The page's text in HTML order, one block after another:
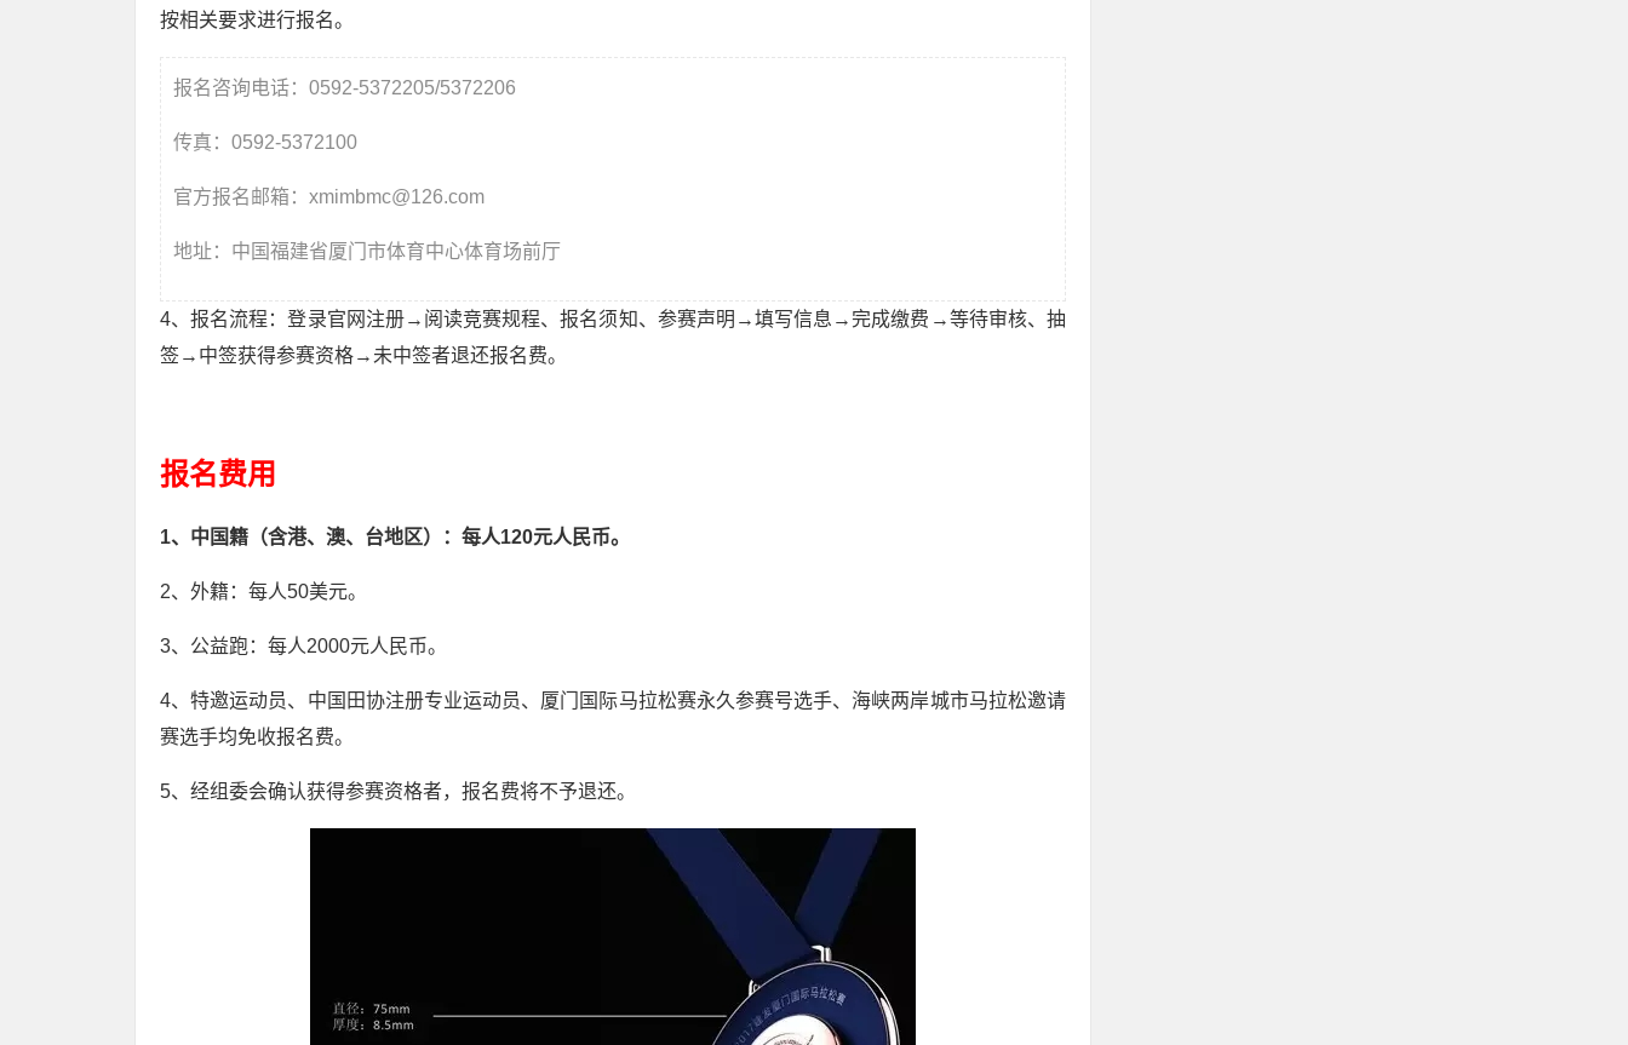
按相关要求进行报名。
报名咨询电话：0592-5372205/5372206
传真：0592-5372100
官方报名邮箱：xmimbmc@126.com
地址：中国福建省厦门市体育中心体育场前厅
4、报名流程：登录官网注册→阅读竞赛规程、报名须知、参赛声明→填写信息→完成缴费→等待审核、抽
签→中签获得参赛资格→未中签者退还报名费。
报名费用
1、中国籍（含港、澳、台地区）：每人120元人民币。
2、外籍：每人50美元。
3、公益跑：每人2000元人民币。
4、特邀运动员、中国田协注册专业运动员、厦门国际马拉松赛永久参赛号选手、海峡两岸城市马拉松邀请
赛选手均免收报名费。
5、经组委会确认获得参赛资格者，报名费将不予退还。